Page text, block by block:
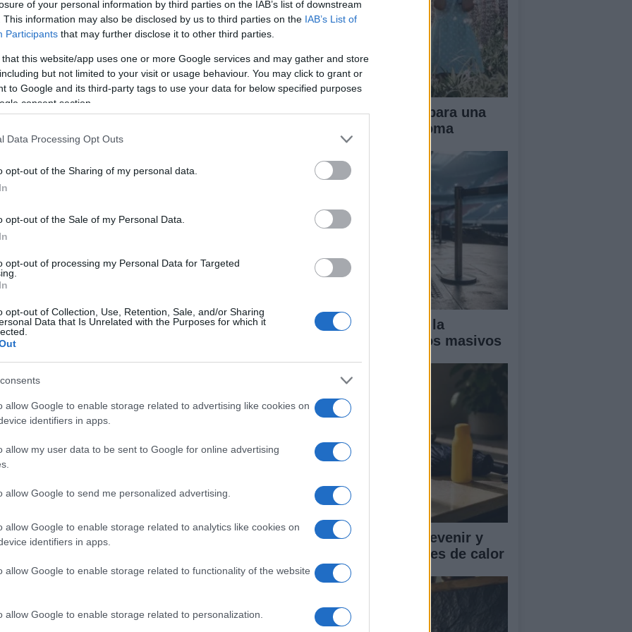
of your personal information by third parties on the IAB’s list of downstream
This information may also be disclosed by us to third parties on the IAB’s List of
Participants that may further disclose it to other third parties.
that this website/app uses one or more Google services and may gather and store
but not limited to your visit or usage behaviour. You may click to grant or
to Google and its third-party tags to use your data for below specified purposes
consent section.
Data Processing Opt Outs
opt-out of the Sharing of my personal data.
opt-out of the Sale of my Personal Data.
opt-out of processing my Personal Data for Targeted
opt-out of Collection, Use, Retention, Sale, and/or Sharing
Data that Is Unrelated with the Purposes for which it
allow Google to enable storage related to advertising like cookies on
identifiers in apps.
allow my user data to be sent to Google for online advertising
allow Google to send me personalized advertising.
allow Google to enable storage related to analytics like cookies on
identifiers in apps.
allow Google to enable storage related to functionality of the website
allow Google to enable storage related to personalization.
explicación teórica: la actriz compartió ejemplos
experimenta, desde escalofríos hasta cambios en
Crianza tradicional para una
infancia más autónoma
Guía completa para la
seguridad en eventos masivos
Cómo reconocer, prevenir y
actuar ante los golpes de calor